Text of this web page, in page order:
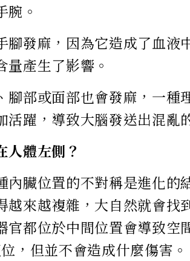
腕。
腳發麻，因為它造成了血液
產生了影響。
腳部或面部也會發麻，一種
活躍，導致大腦發送出混亂
人體左側？
內臟位置的不對稱是進化的
越來越複雜，大自然就會找
官都位於中間位置會導致空
，但並不會造成什麼傷害。